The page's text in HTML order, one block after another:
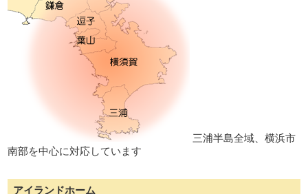
三浦半島全域、横浜市
南部を中心に対応しています
アイランドホーム